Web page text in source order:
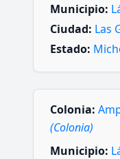
Municipio:
Ciudad: Las
Estado:
Colonia:
(Colonia)
Municipio: